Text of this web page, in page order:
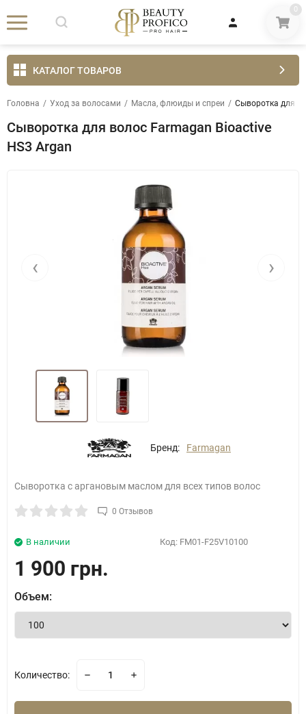
0
КАТАЛОГ ТОВАРОВ
Головна / Уход за волосами / Масла, флюиды и спреи / Сыворотка для
Сыворотка для волос Farmagan Bioactive
HS3 Argan
‹ ›
Бренд: Farmagan
Сыворотка с аргановым маслом для всех типов волос
0 Отзывов
Код: FM01-F25V10100
В наличии
1 900 грн.
Объем:
Количество: